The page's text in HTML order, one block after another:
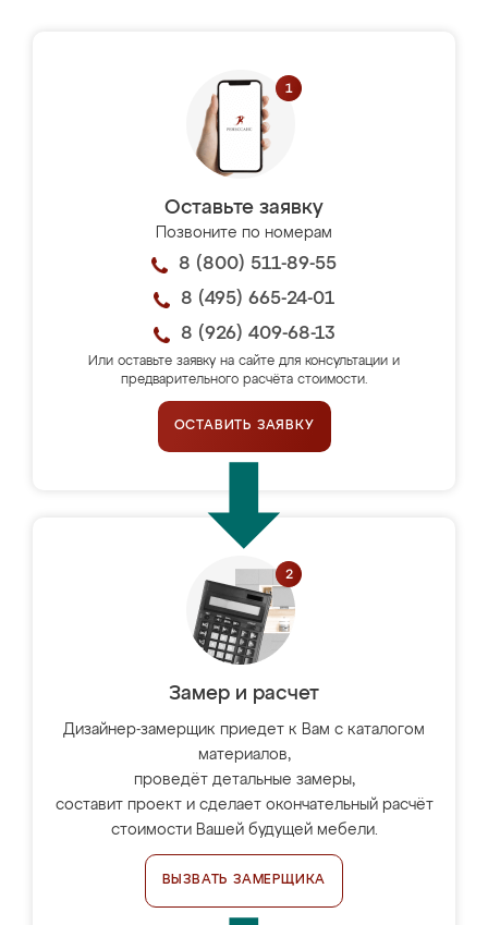
Оставьте заявку
Позвоните по номерам
8 (800) 511-89-55
8 (495) 665-24-01
8 (926) 409-68-13
Или оставьте заявку на сайте для консультации и
предварительного расчёта стоимости.
ОСТАВИТЬ ЗАЯВКУ
Замер и расчет
Дизайнер-замерщик приедет к Вам с каталогом
материалов,
проведёт детальные замеры,
составит проект и сделает окончательный расчёт
стоимости Вашей будущей мебели.
ВЫЗВАТЬ ЗАМЕРЩИКА